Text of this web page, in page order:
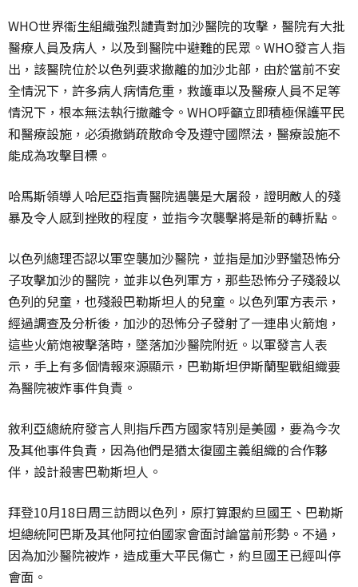
WHO世界衞生組織強烈譴責對加沙醫院的攻擊，醫院有大批
醫療人員及病人，以及到醫院中避難的民眾。WHO發言人指
出，該醫院位於以色列要求撤離的加沙北部，由於當前不安
全情況下，許多病人病情危重，救護車以及醫療人員不足等
情況下，根本無法執行撤離令。WHO呼籲立即積極保護平民
和醫療設施，必須撤銷疏散命令及遵守國際法，醫療設施不
能成為攻擊目標。
哈馬斯領導人哈尼亞指責醫院遇襲是大屠殺，證明敵人的殘
暴及令人感到挫敗的程度，並指今次襲擊將是新的轉折點。
以色列總理否認以軍空襲加沙醫院，並指是加沙野蠻恐怖分
子攻擊加沙的醫院，並非以色列軍方，那些恐怖分子殘殺以
色列的兒童，也殘殺巴勒斯坦人的兒童。以色列軍方表示，
經過調查及分析後，加沙的恐怖分子發射了一連串火箭炮，
這些火箭炮被擊落時，墜落加沙醫院附近。以軍發言人表
示，手上有多個情報來源顯示，巴勒斯坦伊斯蘭聖戰組織要
為醫院被炸事件負責。
敘利亞總統府發言人則指斥西方國家特別是美國，要為今次
及其他事件負責，因為他們是猶太復國主義組織的合作夥
伴，設計殺害巴勒斯坦人。
拜登10月18日周三訪問以色列，原打算跟約旦國王、巴勒斯
坦總統阿巴斯及其他阿拉伯國家會面討論當前形勢。不過，
因為加沙醫院被炸，造成重大平民傷亡，約旦國王已經叫停
會面。